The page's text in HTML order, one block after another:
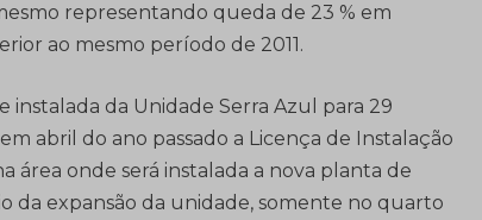
representando queda de 23 % em
ao mesmo período de 2011.
instalada da Unidade Serra Azul para 29
abril do ano passado a Licença de Instalação
área onde será instalada a nova planta de
da expansão da unidade, somente no quarto